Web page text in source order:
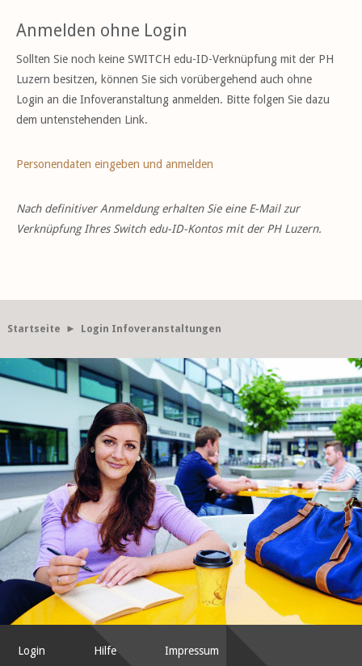
Anmelden ohne Login
Sollten Sie noch keine SWITCH edu-ID-Verknüpfung mit der PH
Luzern besitzen, können Sie sich vorübergehend auch ohne
Login an die Infoveranstaltung anmelden. Bitte folgen Sie dazu
dem untenstehenden Link.
Personendaten eingeben und anmelden
Nach definitiver Anmeldung erhalten Sie eine E-Mail zur
Verknüpfung Ihres Switch edu-ID-Kontos mit der PH Luzern.
Startseite ► Login Infoveranstaltungen
Login Hilfe Impressum